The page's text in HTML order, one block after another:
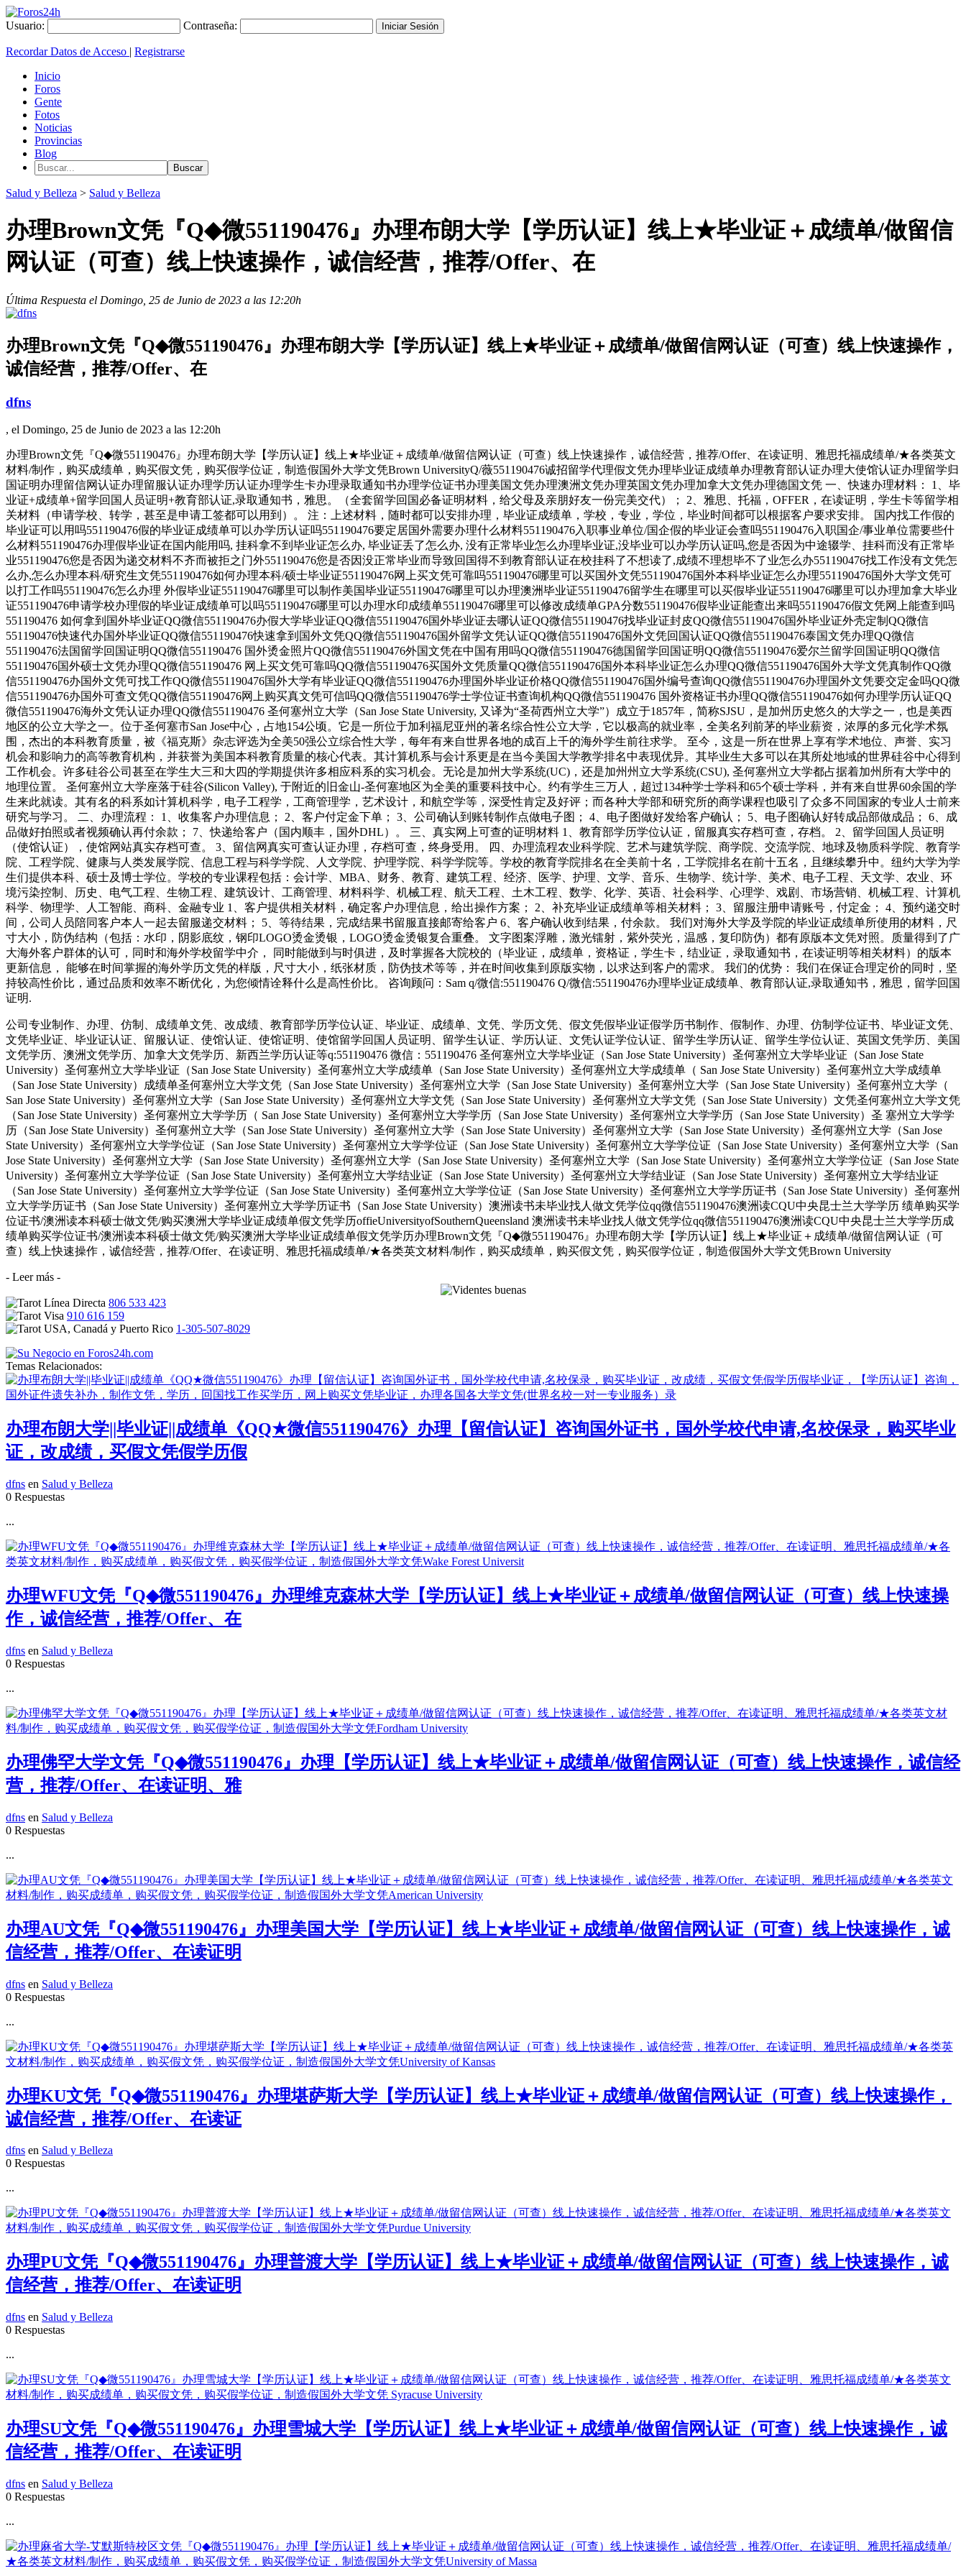
Usuario: Contraseña:
Recordar Datos de Acceso | Registrarse
Inicio
Foros
Gente
Fotos
Noticias
Provincias
Blog
Salud y Belleza > Salud y Belleza
办理Brown文凭『Q◆微551190476』办理布朗大学【学历认证】线上★毕业证＋成绩单/做留信
网认证（可查）线上快速操作，诚信经营，推荐/Offer、在
Última Respuesta el Domingo, 25 de Junio de 2023 a las 12:20h
办理Brown文凭『Q◆微551190476』办理布朗大学【学历认证】线上★毕业证＋成绩单/做留信网认证（可查）线上快速操作，
诚信经营，推荐/Offer、在
dfns
, el Domingo, 25 de Junio de 2023 a las 12:20h
办理Brown文凭『Q◆微551190476』办理布朗大学【学历认证】线上★毕业证＋成绩单/做留信网认证（可查）线上快速操作，诚信经营，推荐/Offer、在读证明、雅思托福成绩单/★各类英文
材料/制作，购买成绩单，购买假文凭，购买假学位证，制造假国外大学文凭Brown UniversityQ/薇551190476诚招留学代理假文凭办理毕业证成绩单办理教育部认证办理大使馆认证办理留学归
国证明办理留信网认证办理留服认证办理学历认证办理学生卡办理录取通知书办理学位证书办理美国文凭办理澳洲文凭办理英国文凭办理加拿大文凭办理德国文凭 一、快速办理材料： 1、毕
业证+成绩单+留学回国人员证明+教育部认证,录取通知书，雅思。（全套留学回国必备证明材料，给父母及亲朋好友一份完美交代）； 2、雅思、托福，OFFER，在读证明，学生卡等留学相
关材料（申请学校、转学，甚至是申请工签都可以用到）。 注：上述材料，随时都可以安排办理，毕业证成绩单，学校，专业，学位，毕业时间都可以根据客户要求安排。 国内找工作假的
毕业证可以用吗551190476假的毕业证成绩单可以办学历认证吗551190476要定居国外需要办理什么材料551190476入职事业单位/国企假的毕业证会查吗551190476入职国企/事业单位需要些什
么材料551190476办理假毕业证在国内能用吗, 挂科拿不到毕业证怎么办, 毕业证丢了怎么办, 没有正常毕业怎么办理毕业证,没毕业可以办学历认证吗,您是否因为中途辍学、挂科而没有正常毕
业551190476您是否因为递交材料不齐而被拒之门外551190476您是否因没正常毕业而导致回国得不到教育部认证在校挂科了不想读了,成绩不理想毕不了业怎么办551190476找工作没有文凭怎
么办,怎么办理本科/研究生文凭551190476如何办理本科/硕士毕业证551190476网上买文凭可靠吗551190476哪里可以买国外文凭551190476国外本科毕业证怎么办理551190476国外大学文凭可
以打工作吗551190476怎么办理 外假毕业证551190476哪里可以制作美国毕业证551190476哪里可以办理澳洲毕业证551190476留学生在哪里可以买假毕业证551190476哪里可以办理加拿大毕业
证551190476申请学校办理假的毕业证成绩单可以吗551190476哪里可以办理水印成绩单551190476哪里可以修改成绩单GPA分数551190476假毕业证能查出来吗551190476假文凭网上能查到吗
551190476 如何拿到国外毕业证QQ微信551190476办假大学毕业证QQ微信551190476国外毕业证去哪认证QQ微信551190476找毕业证封皮QQ微信551190476国外毕业证外壳定制QQ微信
551190476快速代办国外毕业证QQ微信551190476快速拿到国外文凭QQ微信551190476国外留学文凭认证QQ微信551190476国外文凭回国认证QQ微信551190476泰国文凭办理QQ微信
551190476法国留学回国证明QQ微信551190476 国外烫金照片QQ微信551190476外国文凭在中国有用吗QQ微信551190476德国留学回国证明QQ微信551190476爱尔兰留学回国证明QQ微信
551190476国外硕士文凭办理QQ微信551190476 网上买文凭可靠吗QQ微信551190476买国外文凭质量QQ微信551190476国外本科毕业证怎么办理QQ微信551190476国外大学文凭真制作QQ微
信551190476办国外文凭可找工作QQ微信551190476国外大学有毕业证QQ微信551190476办理国外毕业证价格QQ微信551190476国外编号查询QQ微信551190476办理国外文凭要交定金吗QQ微
信551190476办国外可查文凭QQ微信551190476网上购买真文凭可信吗QQ微信551190476学士学位证书查询机构QQ微信551190476 国外资格证书办理QQ微信551190476如何办理学历认证QQ
微信551190476海外文凭认证办理QQ微信551190476 圣何塞州立大学（San Jose State University, 又译为“圣荷西州立大学”）成立于1857年，简称SJSU，是加州历史悠久的大学之一，也是美西
地区的公立大学之一。位于圣何塞市San Jose中心，占地154公顷。它是一所位于加利福尼亚州的著名综合性公立大学，它以极高的就业率，全美名列前茅的毕业薪资，浓厚的多元化学术氛
围，杰出的本科教育质量，被《福克斯》杂志评选为全美50强公立综合性大学，每年有来自世界各地的成百上千的海外学生前往求学。 至今，这是一所在世界上享有学术地位、声誉、实习
机会和影响力的高等教育机构，并获誉为美国本科教育质量的核心代表。其计算机系与会计系更是在当今美国大学教学排名中表现优异。其毕业生大多可以在其所处地域的世界硅谷中心得到
工作机会。许多硅谷公司甚至在学生大三和大四的学期提供许多相应科系的实习机会。无论是加州大学系统(UC)，还是加州州立大学系统(CSU), 圣何塞州立大学都占据着加州所有大学中的
地理位置。 圣何塞州立大学座落于硅谷(Silicon Valley), 于附近的旧金山-圣何塞地区为全美的重要科技中心。约有学生三万人，超过134种学士学科和65个硕士学科，并有来自世界60余国的学
生来此就读。其有名的科系如计算机科学，电子工程学，工商管理学，艺术设计，和航空学等，深受性肯定及好评；而各种大学部和研究所的商学课程也吸引了众多不同国家的专业人士前来
研究与学习。 二、办理流程： 1、收集客户办理信息； 2、客户付定金下单； 3、公司确认到账转制作点做电子图； 4、电子图做好发给客户确认； 5、电子图确认好转成品部做成品； 6、成
品做好拍照或者视频确认再付余款； 7、快递给客户（国内顺丰，国外DHL）。 三、真实网上可查的证明材料 1、教育部学历学位认证，留服真实存档可查，存档。 2、留学回国人员证明
（使馆认证），使馆网站真实存档可查。 3、留信网真实可查认证办理，存档可查，终身受用。 四、办理流程农业科学院、艺术与建筑学院、商学院、交流学院、地球及物质科学院、教育学
院、工程学院、健康与人类发展学院、信息工程与科学学院、人文学院、护理学院、科学学院等。学校的教育学院排名在全美前十名，工学院排名在前十五名，且继续攀升中。纽约大学为学
生们提供本科、硕士及博士学位。学校的专业课程包括：会计学、MBA、财务、教育、建筑工程、经济、医学、护理、文学、音乐、生物学、统计学、美术、电子工程、天文学、农业、环
境污染控制、历史、电气工程、生物工程、建筑设计、工商管理、材料科学、机械工程、航天工程、土木工程、数学、化学、英语、社会科学、心理学、戏剧、市场营销、机械工程、计算机
科学、物理学、人工智能、商科、金融专业 1、客户提供相关材料，确定客户办理信息，给出操作方案； 2、补充毕业证成绩单等相关材料； 3、留服注册申请账号，付定金； 4、预约递交时
间，公司人员陪同客户本人一起去留服递交材料； 5、等待结果，完成结果书留服直接邮寄给客户 6、客户确认收到结果，付余款。 我们对海外大学及学院的毕业证成绩单所使用的材料，尺
寸大小，防伪结构（包括：水印，阴影底纹，钢印LOGO烫金烫银，LOGO烫金烫银复合重叠。 文字图案浮雕，激光镭射，紫外荧光，温感，复印防伪）都有原版本文凭对照。质量得到了广
大海外客户群体的认可，同时和海外学校留学中介， 同时能做到与时俱进，及时掌握各大院校的（毕业证，成绩单，资格证，学生卡，结业证，录取通知书，在读证明等相关材料）的版本
更新信息， 能够在时间掌握的海外学历文凭的样版，尺寸大小，纸张材质，防伪技术等等，并在时间收集到原版实物，以求达到客户的需求。 我们的优势： 我们在保证合理定价的同时，坚
持较高性价比，通过品质和效率不断优化，为您倾情诠释什么是高性价比。 咨询顾问：Sam q/微信:551190476 Q/微信:551190476办理毕业证成绩单、教育部认证,录取通知书，雅思，留学回国
证明.
公司专业制作、办理、仿制、成绩单文凭、改成绩、教育部学历学位认证、毕业证、成绩单、文凭、学历文凭、假文凭假毕业证假学历书制作、假制作、办理、仿制学位证书、毕业证文凭、
文凭毕业证、毕业证认证、留服认证、使馆认证、使馆证明、使馆留学回国人员证明、留学生认证、学历认证、文凭认证学位认证、留学生学历认证、留学生学位认证、英国文凭学历、美国
文凭学历、澳洲文凭学历、加拿大文凭学历、新西兰学历认证等q:551190476 微信：551190476 圣何塞州立大学毕业证（San Jose State University）圣何塞州立大学毕业证（San Jose State
University）圣何塞州立大学毕业证（San Jose State University）圣何塞州立大学成绩单（San Jose State University）圣何塞州立大学成绩单（ San Jose State University）圣何塞州立大学成绩单
（San Jose State University）成绩单圣何塞州立大学文凭（San Jose State University）圣何塞州立大学（San Jose State University）圣何塞州立大学（San Jose State University）圣何塞州立大学（
San Jose State University）圣何塞州立大学（San Jose State University）圣何塞州立大学文凭（San Jose State University）圣何塞州立大学文凭（San Jose State University）文凭圣何塞州立大学文凭
（San Jose State University）圣何塞州立大学学历（ San Jose State University）圣何塞州立大学学历（San Jose State University）圣何塞州立大学学历（San Jose State University）圣 塞州立大学学
历（San Jose State University）圣何塞州立大学（San Jose State University）圣何塞州立大学（San Jose State University）圣何塞州立大学（San Jose State University）圣何塞州立大学（San Jose
State University）圣何塞州立大学学位证（San Jose State University）圣何塞州立大学学位证（San Jose State University）圣何塞州立大学学位证（San Jose State University）圣何塞州立大学（San
Jose State University）圣何塞州立大学（San Jose State University）圣何塞州立大学（San Jose State University）圣何塞州立大学（San Jose State University）圣何塞州立大学学位证（San Jose State
University）圣何塞州立大学学位证（San Jose State University）圣何塞州立大学结业证（San Jose State University）圣何塞州立大学结业证（San Jose State University）圣何塞州立大学结业证
（San Jose State University）圣何塞州立大学学位证（San Jose State University）圣何塞州立大学学位证（San Jose State University）圣何塞州立大学学历证书（San Jose State University）圣何塞州
立大学学历证书（San Jose State University）圣何塞州立大学学历证书（San Jose State University）澳洲读书未毕业找人做文凭学位qq微信551190476澳洲读CQU中央昆士兰大学学历 绩单购买学
位证书/澳洲读本科硕士做文凭/购买澳洲大学毕业证成绩单假文凭学历offieUniversityofSouthernQueensland 澳洲读书未毕业找人做文凭学位qq微信551190476澳洲读CQU中央昆士兰大学学历成
绩单购买学位证书/澳洲读本科硕士做文凭/购买澳洲大学毕业证成绩单假文凭学历办理Brown文凭『Q◆微551190476』办理布朗大学【学历认证】线上★毕业证＋成绩单/做留信网认证（可
查）线上快速操作，诚信经营，推荐/Offer、在读证明、雅思托福成绩单/★各类英文材料/制作，购买成绩单，购买假文凭，购买假学位证，制造假国外大学文凭Brown University
- Leer más -
806 533 423
910 616 159
1-305-507-8029
Temas Relacionados:
办理布朗大学||毕业证||成绩单《QQ★微信551190476》办理【留信认证】咨询国外证书，国外学校代申请,名校保录，购买毕业
证，改成绩，买假文凭假学历假
dfns en Salud y Belleza
0 Respuestas
...
办理WFU文凭『Q◆微551190476』办理维克森林大学【学历认证】线上★毕业证＋成绩单/做留信网认证（可查）线上快速操
作，诚信经营，推荐/Offer、在
dfns en Salud y Belleza
0 Respuestas
...
办理佛罕大学文凭『Q◆微551190476』办理【学历认证】线上★毕业证＋成绩单/做留信网认证（可查）线上快速操作，诚信经
营，推荐/Offer、在读证明、雅
dfns en Salud y Belleza
0 Respuestas
...
办理AU文凭『Q◆微551190476』办理美国大学【学历认证】线上★毕业证＋成绩单/做留信网认证（可查）线上快速操作，诚
信经营，推荐/Offer、在读证明
dfns en Salud y Belleza
0 Respuestas
...
办理KU文凭『Q◆微551190476』办理堪萨斯大学【学历认证】线上★毕业证＋成绩单/做留信网认证（可查）线上快速操作，
诚信经营，推荐/Offer、在读证
dfns en Salud y Belleza
0 Respuestas
...
办理PU文凭『Q◆微551190476』办理普渡大学【学历认证】线上★毕业证＋成绩单/做留信网认证（可查）线上快速操作，诚
信经营，推荐/Offer、在读证明
dfns en Salud y Belleza
0 Respuestas
...
办理SU文凭『Q◆微551190476』办理雪城大学【学历认证】线上★毕业证＋成绩单/做留信网认证（可查）线上快速操作，诚
信经营，推荐/Offer、在读证明
dfns en Salud y Belleza
0 Respuestas
...